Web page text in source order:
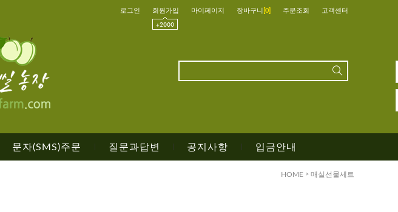
로그인 회원가입 마이페이지 장바구니 0 주문조회 고객센터
문자(SMS)주문 질문과답변 공지사항 입금안내
HOME > 매실선물세트